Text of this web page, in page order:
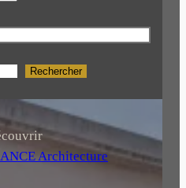
Rechercher
Architecture